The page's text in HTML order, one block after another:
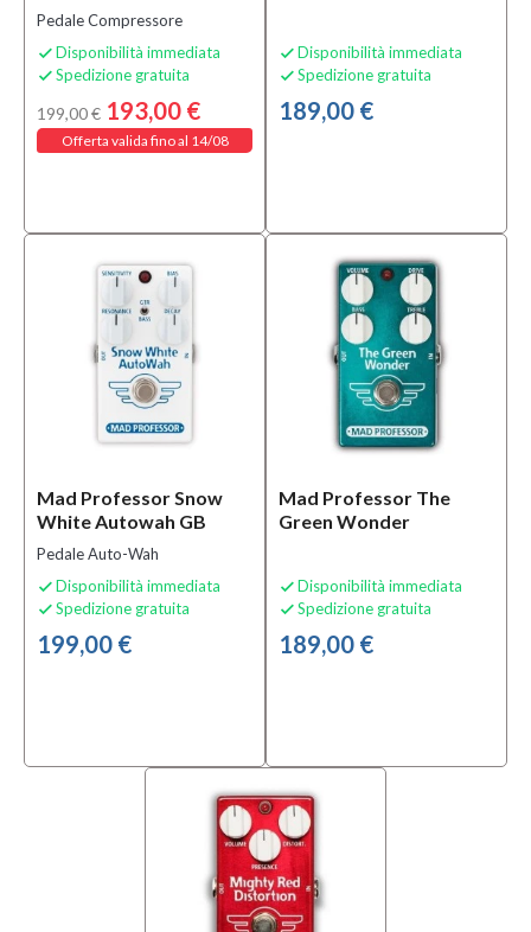
Pedale Compressore
 Disponibilità immediata
 Spedizione gratuita
199,00 € 193,00 €
Offerta valida fino al 14/08
 Disponibilità immediata
 Spedizione gratuita
189,00 €
Mad Professor Snow
White Autowah GB
Pedale Auto-Wah
 Disponibilità immediata
 Spedizione gratuita
199,00 €
Mad Professor The
Green Wonder
 Disponibilità immediata
 Spedizione gratuita
189,00 €